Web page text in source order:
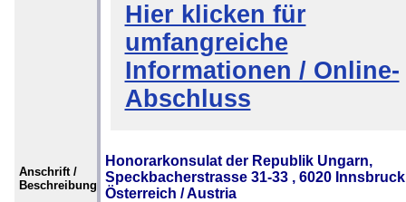
Hier klicken für
umfangreiche
Informationen / Online-
Abschluss
Anschrift /
Beschreibung
Honorarkonsulat der Republik Ungarn,
Speckbacherstrasse 31-33 , 6020
Österreich / Austria